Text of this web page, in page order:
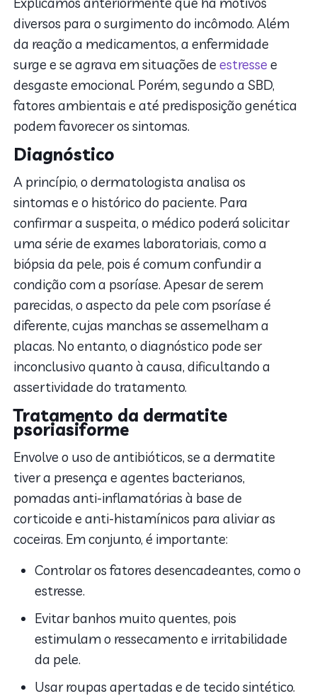
diversos para o surgimento do incômodo. Além
da reação a medicamentos, a enfermidade
surge e se agrava em situações deestresse e
desgaste emocional. Porém, segundo a SBD,
fatores ambientais e até predisposição genética
podem favorecer os sintomas.
Diagnóstico
A princípio, o dermatologista analisa os
sintomas e o histórico do paciente. Para
confirmar a suspeita, o médico poderá solicitar
uma série de exames laboratoriais, como a
biópsia da pele, pois é comum confundir a
condição com a psoríase. Apesar de serem
parecidas, o aspecto da pele com psoríase é
diferente, cujas manchas se assemelham a
placas. No entanto, o diagnóstico pode ser
inconclusivo quanto à causa, dificultando a
assertividade do tratamento.
Tratamento da dermatite
psoriasiforme
Envolve o uso de antibióticos, se a dermatite
tiver a presença e agentes bacterianos,
pomadas anti-inflamatórias à base de
corticoide e anti-histamínicos para aliviar as
coceiras. Em conjunto, é importante:
Controlar os fatores desencadeantes, como o
estresse.
Evitar banhos muito quentes, pois
estimulam o ressecamento e irritabilidade
da pele.
Usar roupas apertadas e de tecido sintético.